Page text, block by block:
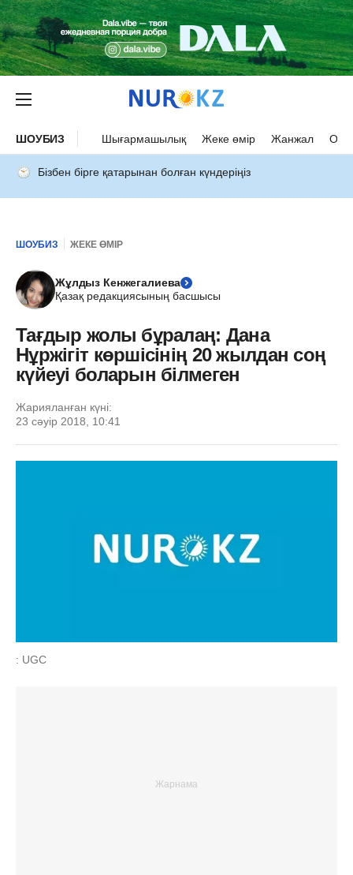
ШОУБИЗ Шығармашылық Жеке өмір Жанжал
Бізбен бірге қатарынан болған күндеріңіз
ШОУБИЗ ЖЕКЕ ӨМІР
Жұлдыз Кенжегалиева
Қазақ редакциясының басшысы
Тағдыр жолы бұралаң: Дана
Нұржігіт көршісінің 20 жылдан соң
күйеуі боларын білмеген
Жарияланған күні:
23 сәуір 2018, 10:41
: UGC